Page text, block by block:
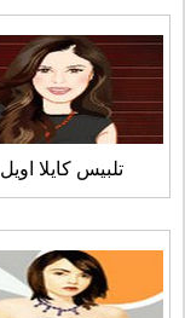
تلبيس كايلا اويل